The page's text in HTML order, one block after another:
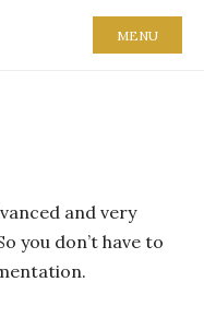
MENU
and very
you don’t have to